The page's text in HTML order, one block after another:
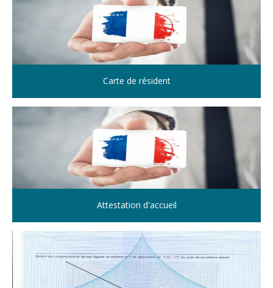
Carte de résident
Attestation d'accueil